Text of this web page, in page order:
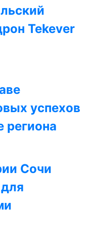
Tekever
успехов
региона
Сочи